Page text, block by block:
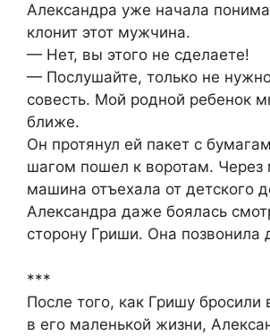
Александра уже начала
клонит этот мужчина.
— Нет, вы этого не сделаете!
— Послушайте, только не
совесть. Мой родной ребенок
ближе.
Он протянул ей пакет с
шагом пошел к воротам. Через
машина отъехала от детского
Александра даже боялась
сторону Гриши. Она позвонила
***
После того, как Гришу бросили
в его маленькой жизни,